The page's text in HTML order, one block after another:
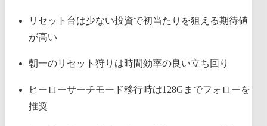
リセット台は少ない投資で初当たりを狙える期待値
が高い
朝一のリセット狩りは時間効率の良い立ち回り
ヒーローサーチモード移行時は128Gまでフォローを
推奨